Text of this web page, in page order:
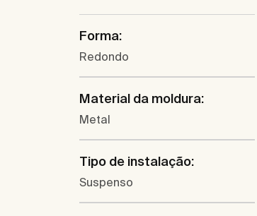
Forma:
Redondo
Material da moldura:
Metal
Tipo de instalação:
Suspenso